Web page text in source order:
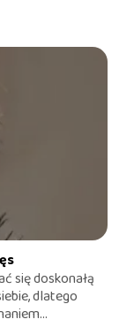
się doskonałą
dlatego